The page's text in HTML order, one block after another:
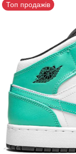
Топ продажів